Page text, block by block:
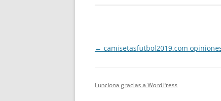
Navegación
← camisetasfutbol2019.com
Funciona gracias a WordPress